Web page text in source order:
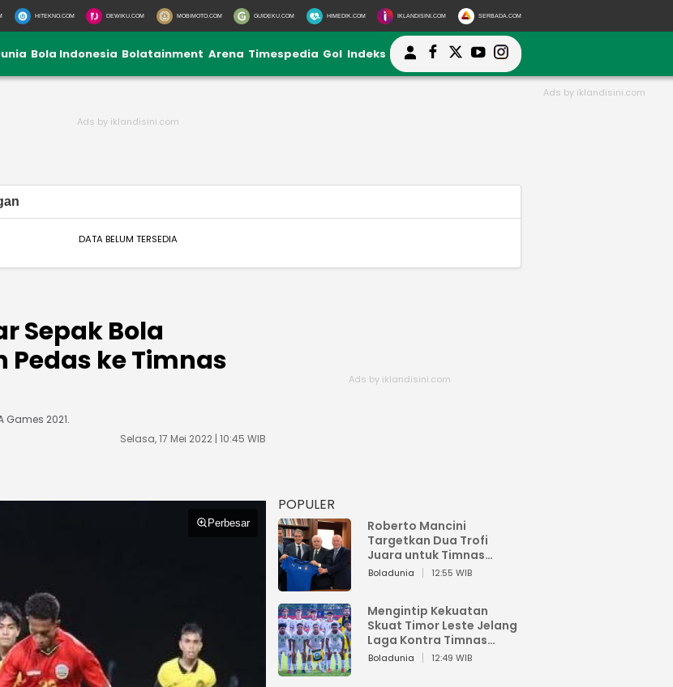
HITEKNO.COM DEWIKU.COM MOBIMOTO.COM GUIDEKU.COM HIMEDIK.COM IKLANDISINI.COM SERBADA.COM
Bola Indonesia Bolatainment Arena Timespedia Gol Indeks
DATA BELUM TERSEDIA
Sepak Bola
Pedas ke Timnas
2021.
Selasa, 17 Mei 2022 | 10:45 WIB
Perbesar
POPULER
Roberto Mancini
Targetkan Dua Trofi
Juara untuk Timnas
Italia
Boladunia 12:55 WIB
Mengintip Kekuatan
Skuat Timor Leste Jelang
Laga Kontra Timnas
Indonesia di Piala AFF
Boladunia 12:49 WIB